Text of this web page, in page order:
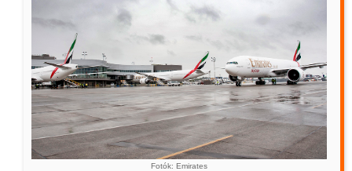
Fotók: Emirates